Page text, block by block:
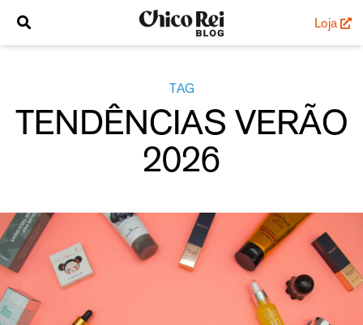
Loja
TAG
TENDÊNCIAS VERÃO
2026